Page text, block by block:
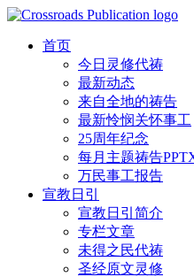
首页
今日灵修代祷
最新动态
来自全地的祷告
最新怜悯关怀事工
25周年纪念
每月主题祷告
万民事工报告
宣教日引
宣教日引简介
专栏文章
未得之民代祷
圣经原文灵修